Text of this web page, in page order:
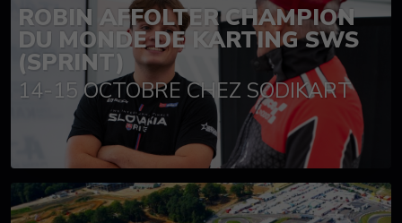
ROBIN AFFOLTER CHAMPION
DU MONDE DE KARTING SWS
(SPRINT)
14-15 OCTOBRE CHEZ SODIKART